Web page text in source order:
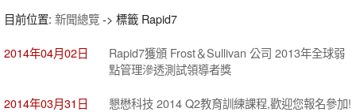
目前位置: 新聞總覽-> 標籤 Rapid7
2014年04月02日
Rapid7獲頒 Frost＆Sullivan 公司 2013年全球弱
點管理滲透測試領導者獎
2014年03月31日 懇懋科技 2014 Q2教育訓練課程,歡迎您報名參加!